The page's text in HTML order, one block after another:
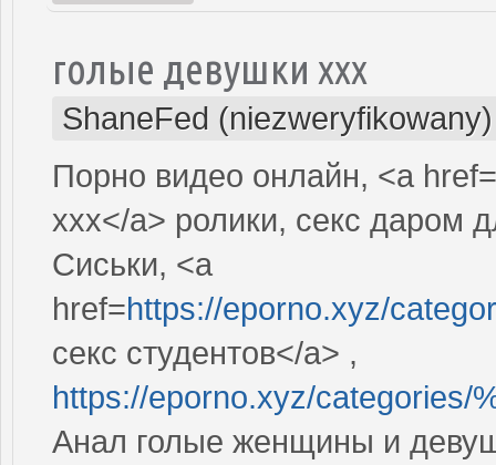
голые девушки ххх
ShaneFed (niezweryfikowany)
Порно видео онлайн, <a href=
xxx</a> ролики, секс даром
Сиськи, <a
href=https://eporno.xyz/
секс студентов</a> ,
https://eporno.xyz/categories/
Анал голые женщины и